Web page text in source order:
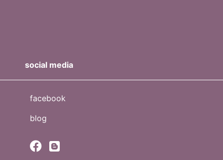
social media
facebook
blog